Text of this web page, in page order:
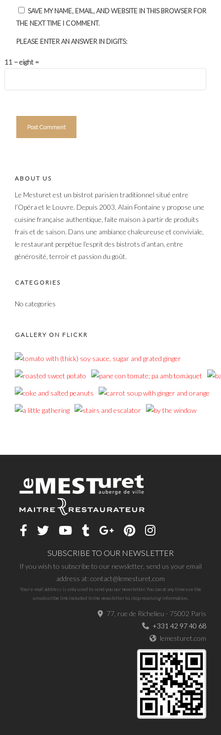
SAVE MY NAME, EMAIL, AND WEBSITE IN THIS BROWSER FOR
THE NEXT TIME I COMMENT.
PLEASE ENTER AN ANSWER IN DIGITS:
11 − eight =
ABOUT US
Le Mesturet est un bistrot parisien traditionnel situé entre
l’Opéra et le Louvre. Depuis 2003, Alain Fontaine y propose une
cuisine française authentique, faite maison à partir de produits
frais et de saison. Dans une ambiance chaleureuse et conviviale,
le restaurant perpétue l’esprit des bistrots d’antan, entre
générosité, terroir et passion du goût.
CATEGORIES
No categories
GALLERY ON FLICKR
SUBSCRIBE TO OUR NEWSLETTER
If you wish to subscribe to our newsletter, send us your email
address at: contact@lemesturet.com
Your e-mail address is only used to send you our newsletter. You can at any time use the
unsubscribe link included in the newsletter to stop receiving information.
77, rue de Richelieu - 75002 Paris
+331 42 97 40 68
lemesturet.com